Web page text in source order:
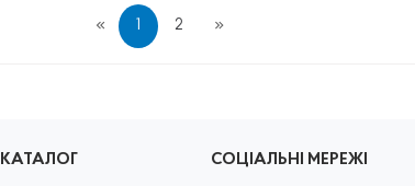
1 2
КАТАЛОГ СОЦІАЛЬНІ МЕРЕЖІ